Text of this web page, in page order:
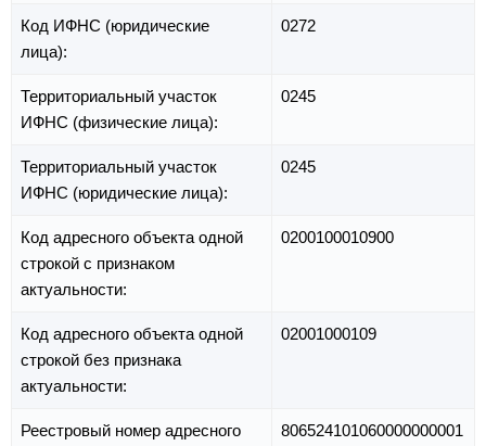
Код ИФНС (юридические
лица):
0272
Территориальный участок
ИФНС (физические лица):
0245
Территориальный участок
ИФНС (юридические лица):
0245
Код адресного объекта одной
строкой с признаком
актуальности:
0200100010900
Код адресного объекта одной
строкой без признака
актуальности:
02001000109
Реестровый номер адресного
806524101060000000001